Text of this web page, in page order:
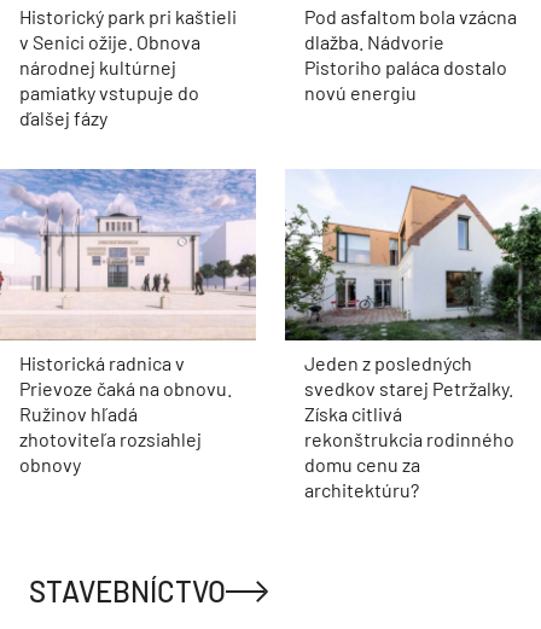
Historický park pri kaštieli
v Senici ožije. Obnova
národnej kultúrnej
pamiatky vstupuje do
ďalšej fázy
Pod asfaltom bola vzácna
dlažba. Nádvorie
Pistoriho paláca dostalo
novú energiu
Historická radnica v
Prievoze čaká na obnovu.
Ružinov hľadá
zhotoviteľa rozsiahlej
obnovy
Jeden z posledných
svedkov starej Petržalky.
Získa citlivá
rekonštrukcia rodinného
domu cenu za
architektúru?
STAVEBNÍCTVO